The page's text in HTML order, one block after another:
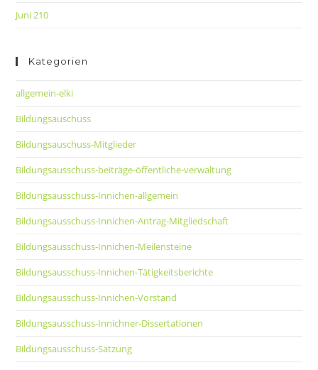
Juni 210
Kategorien
allgemein-elki
Bildungsauschuss
Bildungsauschuss-Mitglieder
Bildungsausschuss-beiträge-öffentliche-verwaltung
Bildungsausschuss-Innichen-allgemein
Bildungsausschuss-Innichen-Antrag-Mitgliedschaft
Bildungsausschuss-Innichen-Meilensteine
Bildungsausschuss-Innichen-Tätigkeitsberichte
Bildungsausschuss-Innichen-Vorstand
Bildungsausschuss-Innichner-Dissertationen
Bildungsausschuss-Satzung